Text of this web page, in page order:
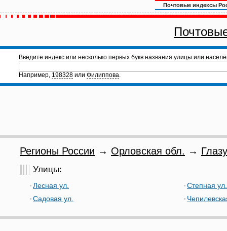
Почтовые индексы
Введите индекс или несколько первых букв названия улицы или
Например, 198328 или Филиппова.
Регионы России → Орловская обл. →
Улицы:
Лесная ул.
Садовая ул.
Степная ул.